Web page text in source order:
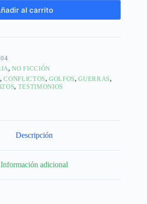
al carrito
,NO FICCIÓN
,CONFLICTOS,GOLFOS,GUERRAS,
, TESTIMONIOS
Descripción
Información adicional